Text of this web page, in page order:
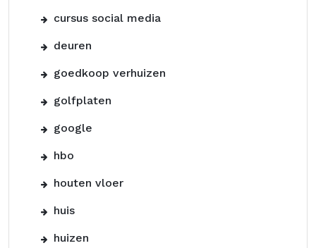
cursus social media
deuren
goedkoop verhuizen
golfplaten
google
hbo
houten vloer
huis
huizen